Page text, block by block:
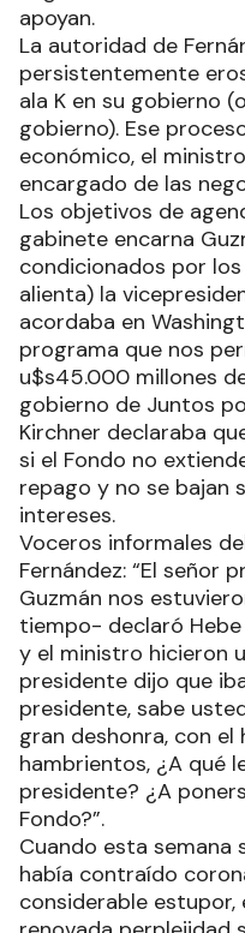
apoyan.
La autoridad de
persistentemente
ala K en su gobierno
gobierno). Ese
económico, el
encargado de las
Los objetivos de
gabinete encarna
condicionados por
alienta) la
acordaba en
programa que nos
u$s45.000 millones
gobierno de Juntos
Kirchner declaraba
si el Fondo no
repago y no se bajan
intereses.
Voceros informales
Fernández: “El señor
Guzmán nos
tiempo- declaró
y el ministro hicieron
presidente dijo que
presidente, sabe
gran deshonra, con el
hambrientos, ¿A qué
presidente? ¿A
Fondo?”.
Cuando esta semana
había contraído
considerable